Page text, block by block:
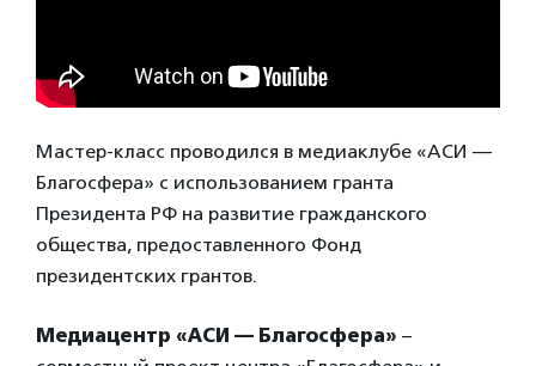
Мастер-класс проводился в медиаклубе «АСИ —
Благосфера» с использованием гранта
Президента РФ на развитие гражданского
общества, предоставленного Фонд
президентских грантов.
Медиацентр «АСИ — Благосфера» –